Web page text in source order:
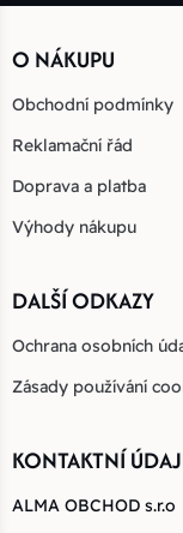
O NÁKUPU
Obchodní podmínky
Reklamační řád
Doprava a platba
Výhody nákupu
DALŠÍ ODKAZY
Ochrana osobních
Zásady používání
KONTAKTNÍ
ALMA OBCHOD s.r.o